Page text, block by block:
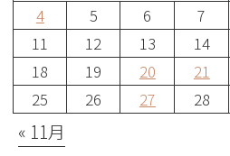
4
5 6 7
11
12 13 14
18
19 20 21
25
26 27 28
« 11月